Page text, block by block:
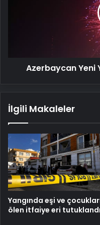
Azerbaycan Yeni
İlgili Makaleler
Yangında eşi ve
ölen itfaiye eri tutuklandı